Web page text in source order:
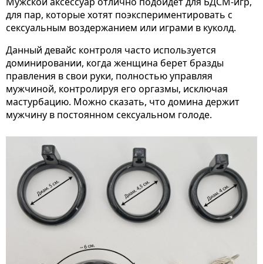
для пар, которые хотят поэкспериментировать с
сексуальным воздержанием или играми в куколд.
Данный девайс контроля часто используется
доминировании, когда женщина берет бразды
правления в свои руки, полностью управляя
мужчиной, контролируя его оргазмы, исключая
мастурбацию. Можно сказать, что домина держит
мужчину в постоянном сексуальном голоде.